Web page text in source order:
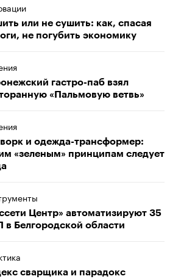
или не сушить: как, спасая
не погубить экономику
гастро-паб взял
«Пальмовую ветвь»
и одежда-трансформер:
«зеленым» принципам следует
Центр» автоматизируют 35
в Белгородской области
сварщика и парадокс